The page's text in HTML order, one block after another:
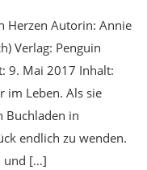
Herzen Autorin: Annie
Verlag: Penguin
9. Mai 2017 Inhalt:
im Leben. Als sie
Buchladen in
endlich zu wenden.
und […]